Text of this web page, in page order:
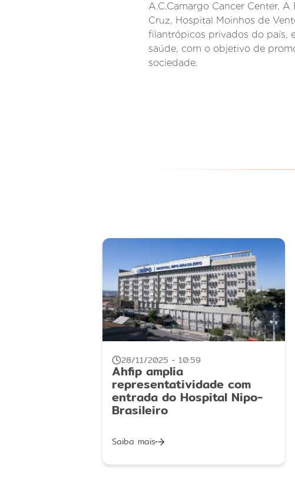
A.C.Camargo Cancer Center,
Cruz, Hospital Moinhos de
filantrópicos privados do país,
saúde, com o objetivo de
sociedade.
28/11/2025 - 10:59
Ahfip amplia
representatividade com
entrada do Hospital Nipo-
Brasileiro
Saiba mais